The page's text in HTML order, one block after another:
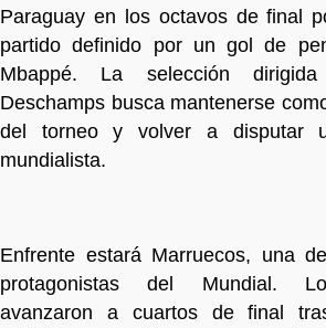
Paraguay en los octavos de final
partido definido por un gol de
Mbappé. La selección
Deschamps busca mantenerse
del torneo y volver a disputar
mundialista.
Enfrente estará Marruecos, una
protagonistas del Mundial.
avanzaron a cuartos de final